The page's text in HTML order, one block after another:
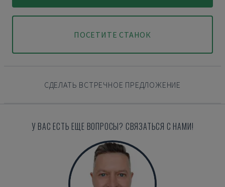
ПОСЕТИТЕ СТАНОК
СДЕЛАТЬ ВСТРЕЧНОЕ ПРЕДЛОЖЕНИЕ
У ВАС ЕСТЬ ЕЩЕ ВОПРОСЫ? СВЯЗАТЬСЯ С НАМИ!